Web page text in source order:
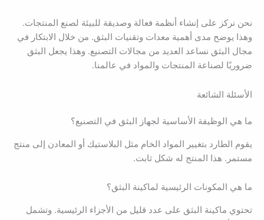
نحن نركز على إنشاء أنظمة فعالة وصديقة للبيئة لصنع المنتجات.
وهذا يوضح مدى أهمية معدات وتقنيات البثق. من خلال الابتكار في
مجال البثق نساعد العديد من مجالات التصنيع. وهذا يجعل البثق
ضروريًا لصناعة المنتجات والمواد في عالمنا.
الأسئلة الشائعة
ما هي الوظيفة الأساسية لجهاز البثق في التصنيع؟
يقوم الطارد بتغيير المواد الخام مثل البلاستيك أو المعادن إلى منتج
مستمر. هذا المنتج له شكل ثابت.
ما هي المكونات الرئيسية لماكينة البثق؟
تحتوي ماكينة البثق على عدد قليل من الأجزاء الرئيسية. وتشمل